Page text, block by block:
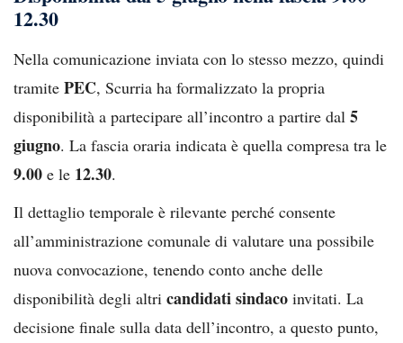
12.30
Nella comunicazione inviata con lo stesso mezzo, quindi
tramite PEC, Scurria ha formalizzato la propria
disponibilità a partecipare all’incontro a partire dal 5
giugno. La fascia oraria indicata è quella compresa tra le
9.00 e le 12.30.
Il dettaglio temporale è rilevante perché consente
all’amministrazione comunale di valutare una possibile
nuova convocazione, tenendo conto anche delle
disponibilità degli altri candidati sindaco invitati. La
decisione finale sulla data dell’incontro, a questo punto,